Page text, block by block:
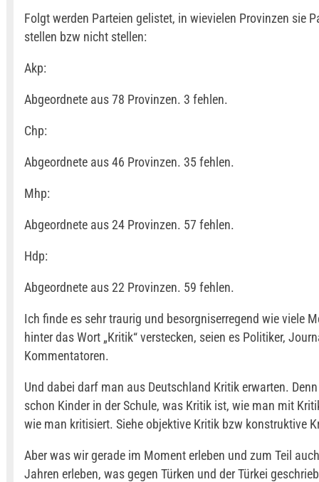
Folgt werden Parteien gelistet, in wievielen Provinzen sie
stellen bzw nicht stellen:
Akp:
Abgeordnete aus 78 Provinzen. 3 fehlen.
Chp:
Abgeordnete aus 46 Provinzen. 35 fehlen.
Mhp:
Abgeordnete aus 24 Provinzen. 57 fehlen.
Hdp:
Abgeordnete aus 22 Provinzen. 59 fehlen.
Ich finde es sehr traurig und besorgniserregend wie viele
hinter das Wort „Kritik“ verstecken, seien es Politiker,
Kommentatoren.
Und dabei darf man aus Deutschland Kritik erwarten.
schon Kinder in der Schule, was Kritik ist, wie man mit
wie man kritisiert. Siehe objektive Kritik bzw konstruktive
Aber was wir gerade im Moment erleben und zum Teil
Jahren erleben, was gegen Türken und der Türkei